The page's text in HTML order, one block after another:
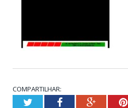
COMPARTILHAR:
TwitterFacebookGoogle+